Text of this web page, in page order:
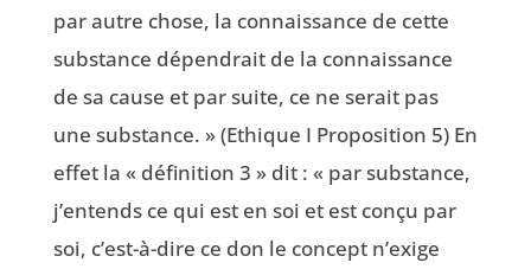
par autre chose, la connaissance de cette
substance dépendrait de la connaissance
de sa cause et par suite, ce ne serait pas
une substance. » (Ethique I Proposition 5) En
effet la « définition 3 » dit : « par substance,
j’entends ce qui est en soi et est conçu par
soi, c’est-à-dire ce don le concept n’exige